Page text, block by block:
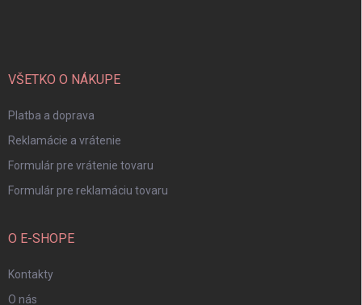
VŠETKO O NÁKUPE
Platba a doprava
Reklamácie a vrátenie
Formulár pre vrátenie tovaru
Formulár pre reklamáciu tovaru
O E-SHOPE
Kontakty
O nás